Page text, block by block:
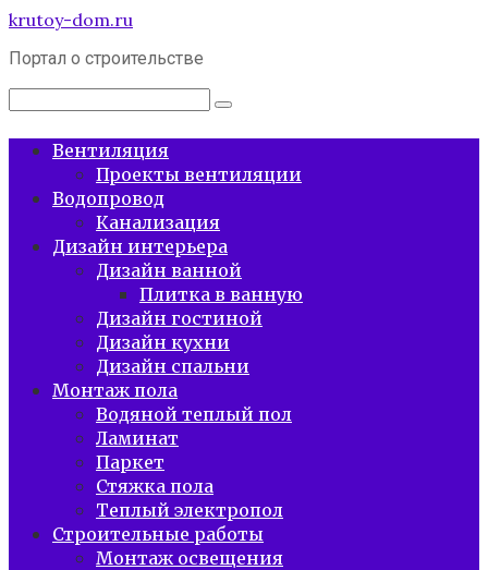
Перейти
контенту
krutoy-dom.ru
Портал о строительстве
Поиск:
Вентиляция
Проекты вентиляции
Водопровод
Канализация
Дизайн интерьера
Дизайн ванной
Плитка в ванную
Дизайн гостиной
Дизайн кухни
Дизайн спальни
Монтаж пола
Водяной теплый пол
Ламинат
Паркет
Стяжка пола
Теплый электропол
Строительные работы
Монтаж освещения